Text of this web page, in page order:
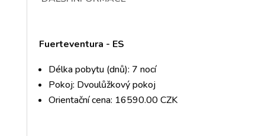
Fuerteventura - ES
Délka pobytu (dnů): 7 nocí
Pokoj: Dvoulůžkový pokoj
Orientační cena: 16590.00 CZK